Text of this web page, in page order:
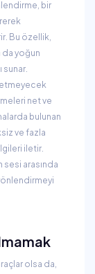
bir
Bu özellik,
da yoğun
sunar.
etmeyecek
net ve
bulunan
ve fazla
iletir.
sesi arasında
olsa da,